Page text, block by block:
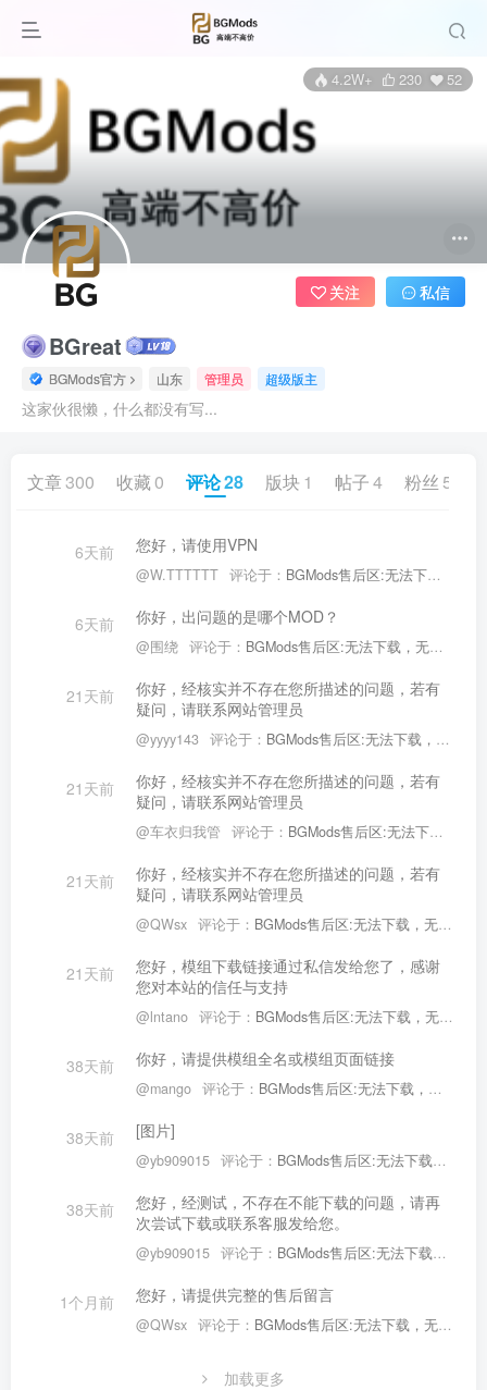
4.2W+ 230 52
BGreat
BGMods官方 山东 管理员 超级版主
这家伙很懒，什么都没有写...
关注 私信
文章300 收藏 0 评论28 版块 1 帖子4 粉丝 52
6天前 您好，请使用VPN
@W.TTTTTT 评论于： BGMods售后区:无法下载，无法使用售后专区
6天前 你好，出问题的是哪个MOD？
@围绕 评论于： BGMods售后区:无法下载，无法使用售后专区
21天前
你好，经核实并不存在您所描述的问题，若有
疑问，请联系网站管理员
@yyyy143 评论于： BGMods售后区:无法下载，无法使用售后专区
21天前
你好，经核实并不存在您所描述的问题，若有
疑问，请联系网站管理员
@车衣归我管 评论于： BGMods售后区:无法下载，无法使用售后专区
21天前
你好，经核实并不存在您所描述的问题，若有
疑问，请联系网站管理员
@QWsx 评论于： BGMods售后区:无法下载，无法使用售后专区
21天前
您好，模组下载链接通过私信发给您了，感谢
您对本站的信任与支持
@lntano 评论于： BGMods售后区:无法下载，无法使用售后专区
38天前 你好，请提供模组全名或模组页面链接
@mango 评论于： BGMods售后区:无法下载，无法使用售后专区
38天前 [图片]
@yb909015 评论于： BGMods售后区:无法下载，无法使用售后专区
38天前
您好，经测试，不存在不能下载的问题，请再
次尝试下载或联系客服发给您。
@yb909015 评论于： BGMods售后区:无法下载，无法使用售后专区
1个月前 您好，请提供完整的售后留言
@QWsx 评论于： BGMods售后区:无法下载，无法使用售后专区
加载更多